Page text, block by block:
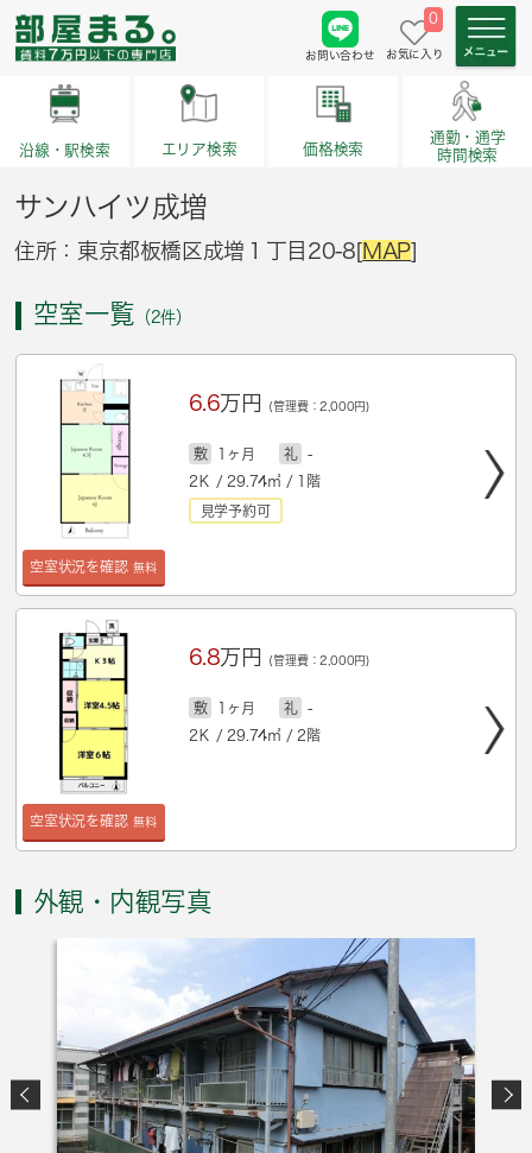
お問い合わせ
0
お気に入り
沿線・駅検索 エリア検索 価格検索
通勤・通学
時間検索
サンハイツ成増
住所：東京都板橋区成増１丁目20-8[MAP]
空室一覧 （2件）
空室状況を確認 無料
6.6万円 (管理費：2,000円)
敷 1ヶ月 礼
-
2Ｋ / 29.74㎡ / 1階
見学予約可
空室状況を確認 無料
6.8 万円 (管理費：2,000円)
敷 1ヶ月 礼
-
2Ｋ / 29.74㎡ / 2階
外観・内観写真